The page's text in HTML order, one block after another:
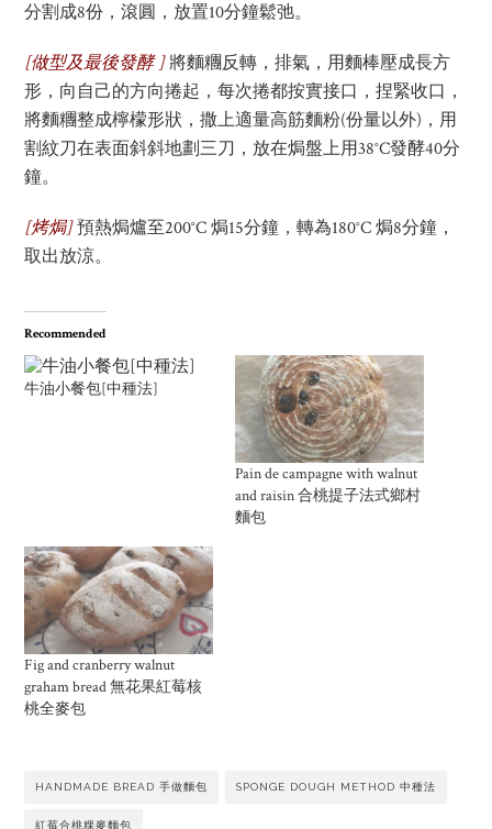
分割成8份，滾圓，放置10分鐘鬆弛。
[做型及最後發酵]將麵糰反轉，排氣，用麵棒壓成長方
形，向自己的方向捲起，每次捲都按實接口，捏緊收口，
將麵糰整成檸檬形狀，撒上適量高筋麵粉(份量以外)，用
割紋刀在表面斜斜地劃三刀，放在焗盤上用38°C發酵40分
鐘。
[烤焗]預熱焗爐至200°C 焗15分鐘，轉為180°C 焗8分鐘，
取出放涼。
Recommended
牛油小餐包[中種法]
Pain de campagne with walnut
and raisin 合桃提子法式鄉村
麵包
Fig and cranberry walnut
graham bread 無花果紅莓核
桃全麥包
HANDMADE BREAD 手做麵包 SPONGE DOUGH METHOD 中種法
紅莓合桃粿麥麵包